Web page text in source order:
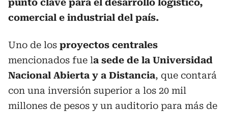
punto clave para el desarrollo logístico,
comercial e industrial del país.
Uno de los proyectos centrales
mencionados fue la sede de la Universidad
Nacional Abierta y a Distancia, que contará
con una inversión superior a los 20 mil
millones de pesos y un auditorio para más de